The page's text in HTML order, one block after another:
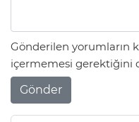
Gönderilen yorumların
içermemesi gerektiğini
Gönder